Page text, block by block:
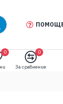
0
За сравнение
0